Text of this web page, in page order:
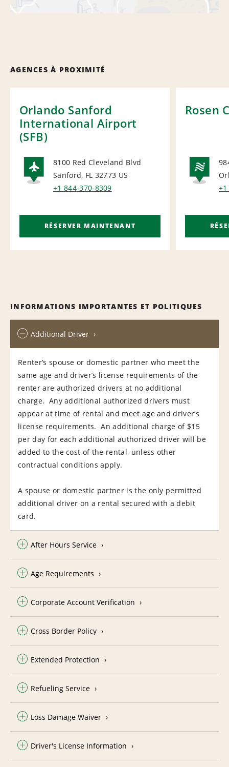
AGENCES À PROXIMITÉ
Orlando Sanford
International Airport
(SFB)
AIRPORT
8100 Red Cleveland Blvd
Sanford, FL 32773 US
+1 844-370-8309
RÉSERVER MAINTENANT
Rosen
INFORMATIONS IMPORTANTES ET POLITIQUES
Additional Driver
Renter’s spouse or domestic partner who meet the
same age and driver’s license requirements of the
renter are authorized drivers at no additional
charge. Any additional authorized drivers must
appear at time of rental and meet age and driver’s
license requirements. An additional charge of $15
per day for each additional authorized driver will be
added to the cost of the rental, unless other
contractual conditions apply.
A spouse or domestic partner is the only permitted
additional driver on a rental secured with a debit
card.
After Hours Service
Age Requirements
Corporate Account Verification
Cross Border Policy
Extended Protection
Refueling Service
Loss Damage Waiver
Driver's License Information